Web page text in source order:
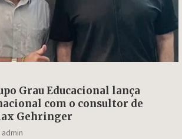
Grau Educacional lança
com o consultor de
Gehringer
admin